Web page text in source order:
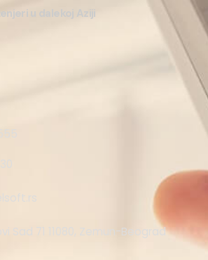
u dalekoj Aziji
Sad 71 11080, Zemun-Beograd